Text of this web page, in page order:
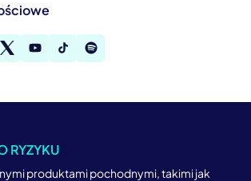
RYZYKU
produktami pochodnymi, takimi jak